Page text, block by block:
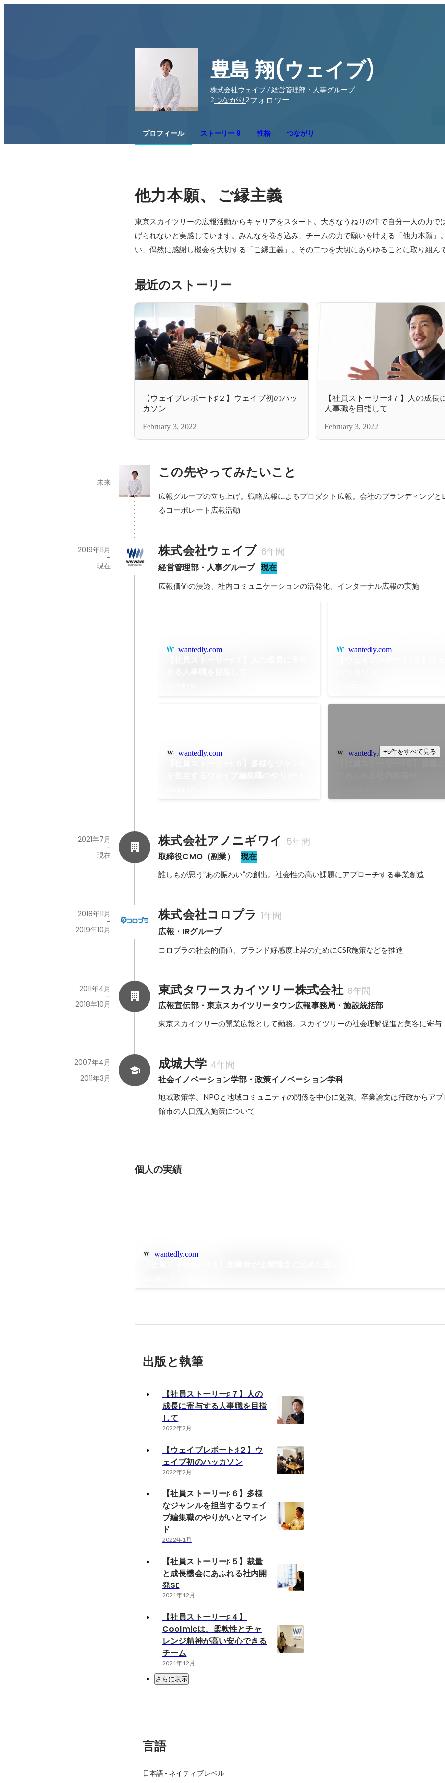
豊島 翔(ウェイブ)
株式会社ウェイブ / 経営管理部・人事グループ
2つながり 2フォロワー
プロフィール ストーリー 9 性格 つながり
他力本願、 ご縁主義
東京スカイツリーの広報活動からキャリアをスタート。大きなうねりの中で自分一人の力で
げられないと実感しています。みんなを巻き込み、チームの力で願いを叶える「他力本願」
い、偶然に感謝し機会を大切する「ご縁主義」。その二つを大切にあらゆることに取り組ん
最近のストーリー
【ウェイブレポート♯２】ウェイブ初のハッ
カソン
February 3, 2022
【社員ストーリー♯７】人の成長
人事職を目指して
February 3, 2022
この先やってみたいこと
未来
広報グループの立ち上げ。戦略広報によるプロダクト広報。会社のブランディングと
るコーポレート広報活動
株式会社ウェイブ 6年間
経営管理部・人事グループ 現在
2019年11月
-
現在
広報価値の浸透、社内コミュニケーションの活発化、インターナル広報の実施
wantedly.com wantedly.com
wantedly.com wantedly.com+5件をすべて見る
株式会社アノニギワイ 5年間
取締役CMO（副業） 現在
2021年7月
-
現在
誰しもが思う”あの賑わい”の創出。社会性の高い課題にアプローチする事業創造
株式会社コロプラ 1年間
広報・IRグループ
2018年11月
-
2019年10月
コロプラの社会的価値、ブランド好感度上昇のためにCSR施策などを推進
東武タワースカイツリー株式会社 8年間
広報宣伝部・東京スカイツリータウン広報事務局・施設統括部
2011年4月
-
2018年10月
東京スカイツリーの開業広報として勤務。スカイツリーの社会理解促進と集客に寄与
成城大学 4年間
社会イノベーション学部・政策イノベーション学科
2007年4月
-
2011年3月
地域政策学。NPOと地域コミュニティの関係を中心に勉強。卒業論文は行政からアプ
館市の人口流入施策について
個人の実績
wantedly.com
出版と執筆
【社員ストーリー♯７】人の
成長に寄与する人事職を目指
して
2022年2月
【ウェイブレポート♯２】ウ
ェイブ初のハッカソン
2022年2月
【社員ストーリー♯６】多様
なジャンルを担当するウェイ
ブ編集職のやりがいとマイン
ド
2022年1月
【社員ストーリー♯５】裁量
と成長機会にあふれる社内開
発SE
2021年12月
【社員ストーリー♯４】
Coolmicは、柔軟性とチャ
レンジ精神が高い安心できる
チーム
2021年12月
さらに表示
言語
日本語- ネイティブレベル